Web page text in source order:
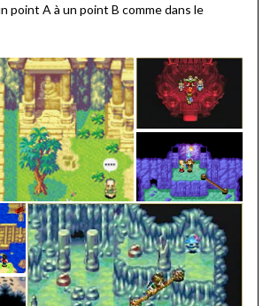
point A à un point B comme dans le